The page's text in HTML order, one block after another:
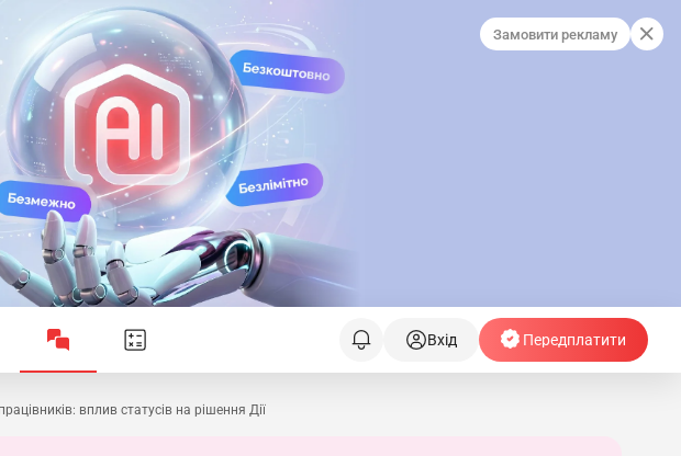
Замовити рекламу
Вхід Передплатити
вплив статусів на рішення Дії